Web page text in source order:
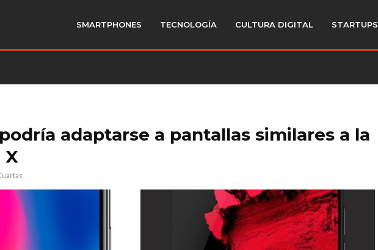
SMARTPHONES TECNOLOGÍA CULTURA DIGITAL STARTUPS
adaptarse a pantallas similares a la
X